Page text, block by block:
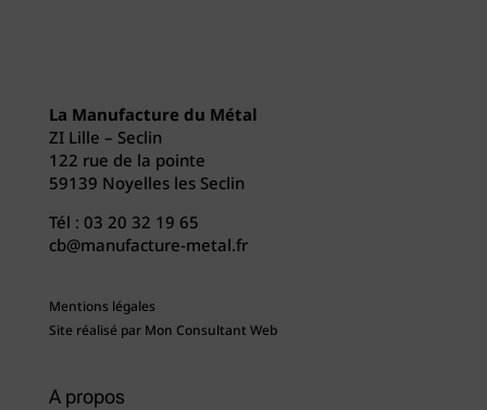
La Manufacture du Métal
ZI Lille – Seclin
122 rue de la pointe
59139 Noyelles les Seclin
Tél :03 20 32 19 65
cb@manufacture-metal.fr
Mentions légales
Site réalisé parMon Consultant Web
A propos